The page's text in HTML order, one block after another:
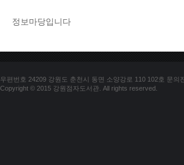
정보마당입니다
우편번호 24209 강원도 춘천시 동면 소양강로 110 102호 문의
Copyright © 2015 강원점자도서관. All rights reserved.